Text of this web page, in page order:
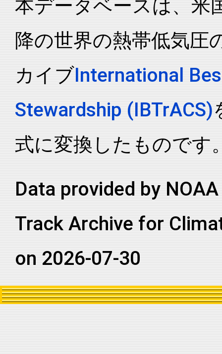
2025180N13261 EP MM
2025180N13261 2025 37 EP MM
2025180N13261 2025 37 EP MM
2025180N13261 2025 37 EP MM
2025180N13261 2025 37 EP MM
2025180N13261 2025 37 EP MM
2025180N13261
2025180N13261 2025 37 EP MM
2025180N13261 2025 37
2025180N13261 2025 37 EP MM
本データベースは、米
降の世界の熱帯低気圧
カイブInternational
Stewardship (IBTrACS)
式に変換したものです
Data provided by
Track Archive for
on 2026-07-30